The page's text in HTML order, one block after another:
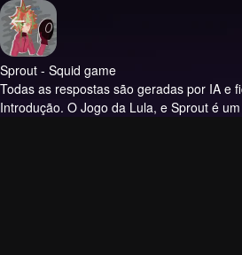
Sprout - Squid game
Todas as respostas são geradas por IA e
Introdução. O Jogo da Lula, e Sprout é